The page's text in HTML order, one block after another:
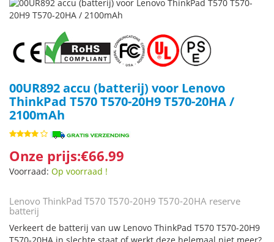
00UR892 accu (batterij) voor Lenovo
ThinkPad T570 T570-20H9 T570-20HA /
2100mAh
Onze prijs:€66.99
Voorraad: Op voorraad !
Lenovo ThinkPad T570 T570-20H9 T570-20HA reserve
batterij
Verkeert de batterij van uw Lenovo ThinkPad T570 T570-20H9